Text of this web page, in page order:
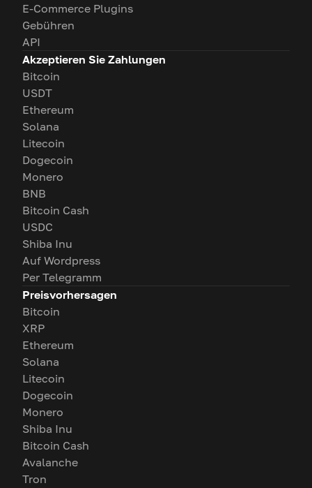
E-Commerce Plugins
Gebühren
API
Akzeptieren Sie Zahlungen
Bitcoin
USDT
Ethereum
Solana
Litecoin
Dogecoin
Monero
BNB
Bitcoin Cash
USDC
Shiba Inu
Auf Wordpress
Per Telegramm
Preisvorhersagen
Bitcoin
XRP
Ethereum
Solana
Litecoin
Dogecoin
Monero
Shiba Inu
Bitcoin Cash
Avalanche
Tron